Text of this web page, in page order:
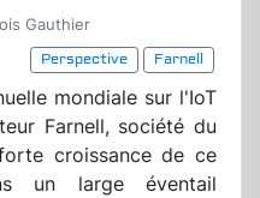
Gauthier
Perspective
Farnell
mondiale sur l'IoT
Farnell, société du
croissance de ce
un large éventail